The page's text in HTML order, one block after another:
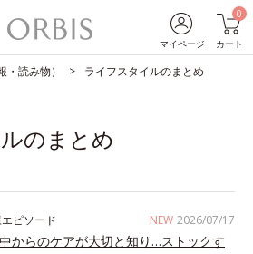
マイページ
0
カート
・読み物） ライフスタイルのまとめ
のまとめ
NEW 2026/07/17
ピソード
からのケアが大切と知り…ストックす